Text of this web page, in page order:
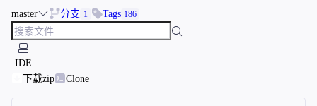
master 分支 1 Tags 186
IDE
下载zip
Clone